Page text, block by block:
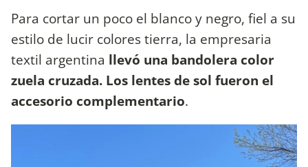
Para cortar un poco el blanco y negro, fiel a su
estilo de lucir colores tierra, la empresaria
textil argentina llevó una bandolera color
zuela cruzada. Los lentes de sol fueron el
accesorio complementario.